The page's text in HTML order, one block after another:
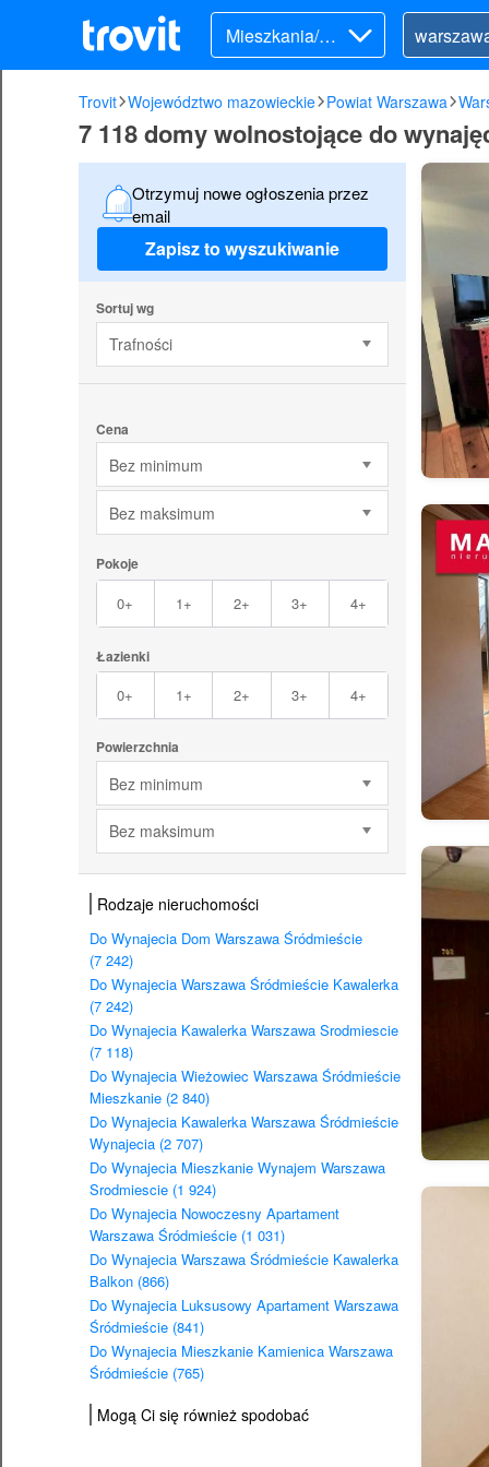
Mieszkania/Do
my (wynajem)
Trovit Województwo mazowieckie Powiat Warszawa
7 118 domy wolnostojące do
Otrzymuj nowe ogłoszenia przez
email
Zapisz to wyszukiwanie
Sortuj wg
Trafności
Cena
Bez minimum
Bez maksimum
Pokoje
0+ 1+ 2+ 3+ 4+
Łazienki
0+ 1+ 2+ 3+ 4+
Powierzchnia
Bez minimum
Bez maksimum
Rodzaje nieruchomości
Do Wynajecia Dom Warszawa Śródmieście
(7 242)
Do Wynajecia Warszawa Śródmieście Kawalerka
(7 242)
Do Wynajecia Kawalerka Warszawa Srodmiescie
(7 118)
Do Wynajecia Wieżowiec Warszawa Śródmieście
Mieszkanie (2 840)
Do Wynajecia Kawalerka Warszawa Śródmieście
Wynajecia (2 707)
Do Wynajecia Mieszkanie Wynajem Warszawa
Srodmiescie (1 924)
Do Wynajecia Nowoczesny Apartament
Warszawa Śródmieście (1 031)
Do Wynajecia Warszawa Śródmieście Kawalerka
Balkon (866)
Do Wynajecia Luksusowy Apartament Warszawa
Śródmieście (841)
Do Wynajecia Mieszkanie Kamienica Warszawa
Śródmieście (765)
Mogą Ci się również spodobać